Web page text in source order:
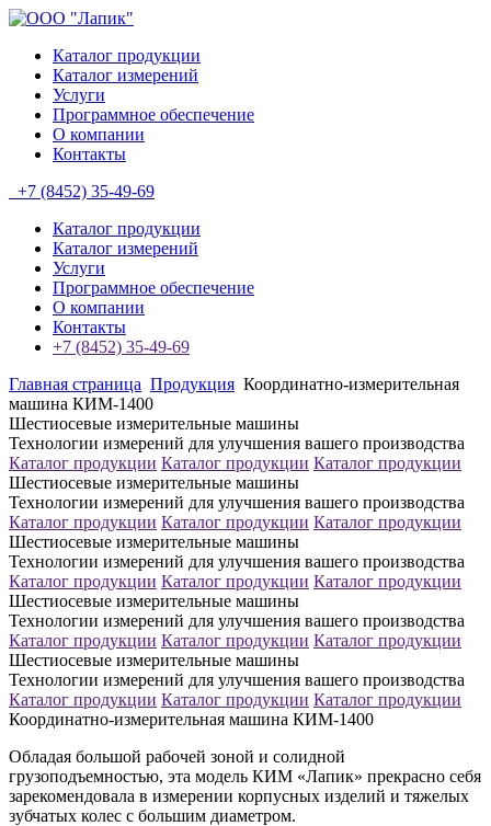
Каталог продукции
Каталог измерений
Услуги
Программное обеспечение
О компании
Контакты
+7 (8452) 35-49-69
Каталог продукции
Каталог измерений
Услуги
Программное обеспечение
О компании
Контакты
+7 (8452) 35-49-69
Главная страница Продукция Координатно-измерительная
машина КИМ-1400
Шестиосевые измерительные машины
Технологии измерений для улучшения вашего производства
Каталог продукции Каталог продукции Каталог продукции
Шестиосевые измерительные машины
Технологии измерений для улучшения вашего производства
Каталог продукции Каталог продукции Каталог продукции
Шестиосевые измерительные машины
Технологии измерений для улучшения вашего производства
Каталог продукции Каталог продукции Каталог продукции
Шестиосевые измерительные машины
Технологии измерений для улучшения вашего производства
Каталог продукции Каталог продукции Каталог продукции
Шестиосевые измерительные машины
Технологии измерений для улучшения вашего производства
Каталог продукции Каталог продукции Каталог продукции
Координатно-измерительная машина КИМ-1400
Обладая большой рабочей зоной и солидной
грузоподъемностью, эта модель КИМ «Лапик» прекрасно себя
зарекомендовала в измерении корпусных изделий и тяжелых
зубчатых колес с большим диаметром.